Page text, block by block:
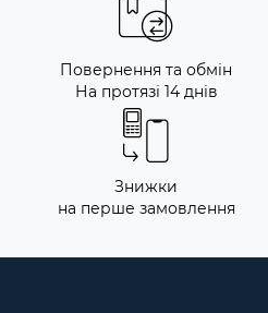
Повернення та обмін
На протязі 14 днів
Знижки
на перше замовлення